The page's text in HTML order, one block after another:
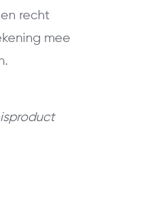
recht
mee